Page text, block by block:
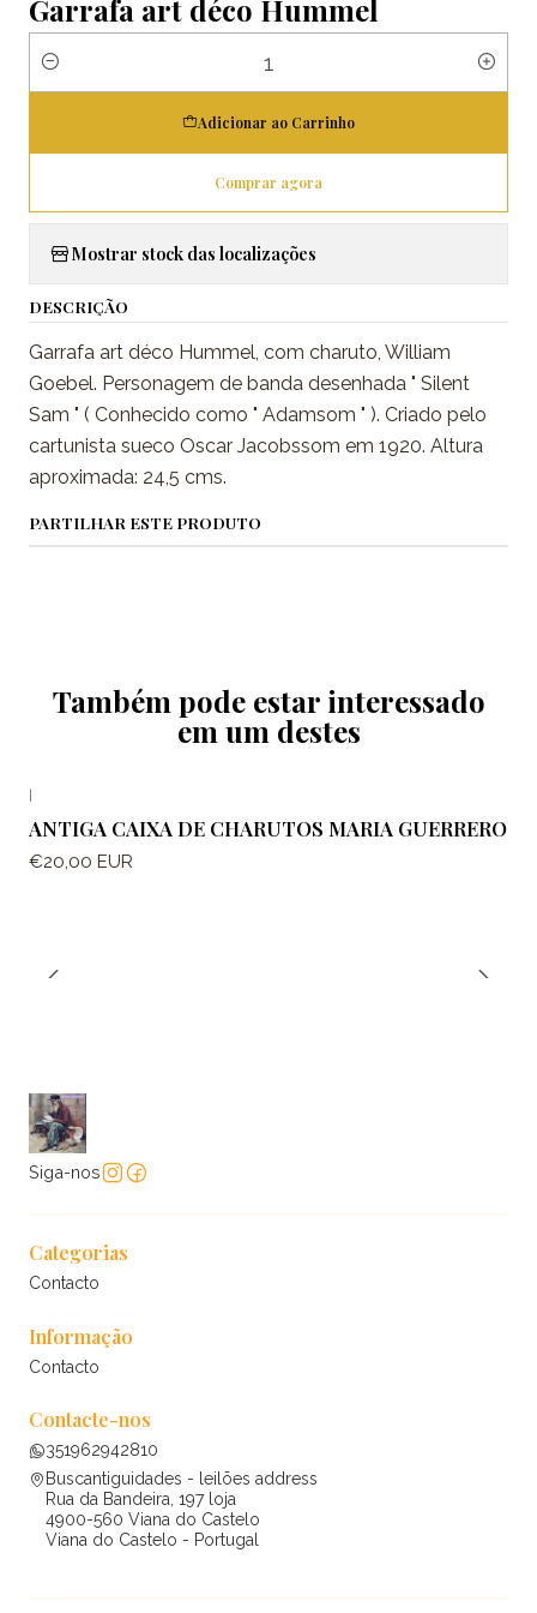
Garrafa art déco Hummel
Quantidade
Adicionar ao Carrinho
Comprar agora
Mostrar stock das localizações
DESCRIÇÃO
Garrafa art déco Hummel, com charuto, William
Goebel. Personagem de banda desenhada " Silent
Sam " ( Conhecido como " Adamsom " ). Criado pelo
cartunista sueco Oscar Jacobssom em 1920. Altura
aproximada: 24,5 cms.
PARTILHAR ESTE PRODUTO
Também pode estar interessado
em um destes
|
ANTIGA CAIXA DE CHARUTOS MARIA GUERRERO
€20,00 EUR
Siga-nos
Categorias
Contacto
Informação
Contacto
Contacte-nos
351962942810
Buscantiguidades - leilões address
Rua da Bandeira, 197 loja
4900-560 Viana do Castelo
Viana do Castelo - Portugal